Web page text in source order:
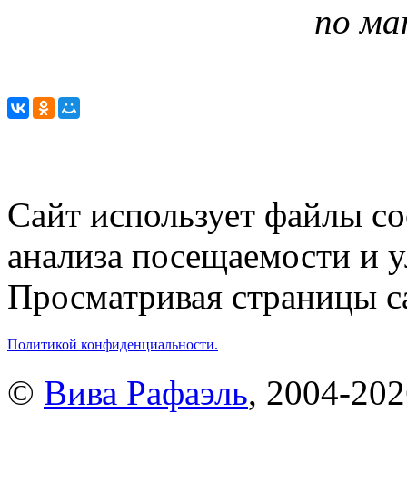
по
Сайт использует файлы
анализа посещаемости и
Просматривая страницы
Политикой конфиденциальности.
© Вива Рафаэль, 2004-